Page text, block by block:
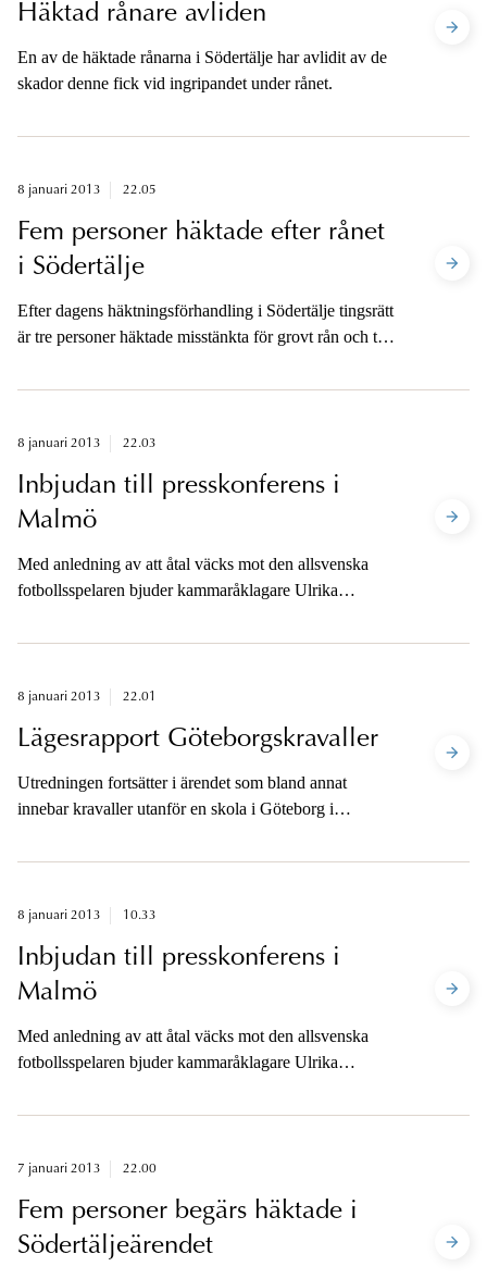
Häktad rånare avliden
En av de häktade rånarna i Södertälje har avlidit av de
skador denne fick vid ingripandet under rånet.
8 januari 2013 22.05
Fem personer häktade efter rånet
i Södertälje
Efter dagens häktningsförhandling i Södertälje tingsrätt
är tre personer häktade misstänkta för grovt rån och två
8 januari 2013 22.03
Inbjudan till presskonferens i
Malmö
Med anledning av att åtal väcks mot den allsvenska
fotbollsspelaren bjuder kammaråklagare Ulrika
8 januari 2013 22.01
Lägesrapport Göteborgskravaller
Utredningen fortsätter i ärendet som bland annat
innebar kravaller utanför en skola i Göteborg i
8 januari 2013 10.33
Inbjudan till presskonferens i
Malmö
Med anledning av att åtal väcks mot den allsvenska
fotbollsspelaren bjuder kammaråklagare Ulrika
7 januari 2013 22.00
Fem personer begärs häktade i
Södertäljeärendet